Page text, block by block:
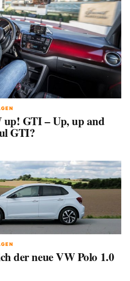
GTI – Up, up and
GTI?
der neue VW Polo 1.0